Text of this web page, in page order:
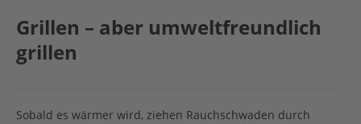
Grillen – aber umweltfreundlich
grillen
Sobald es wärmer wird, ziehen Rauchschwaden durch